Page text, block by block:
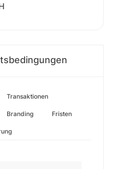
Transaktionen
Branding Fristen